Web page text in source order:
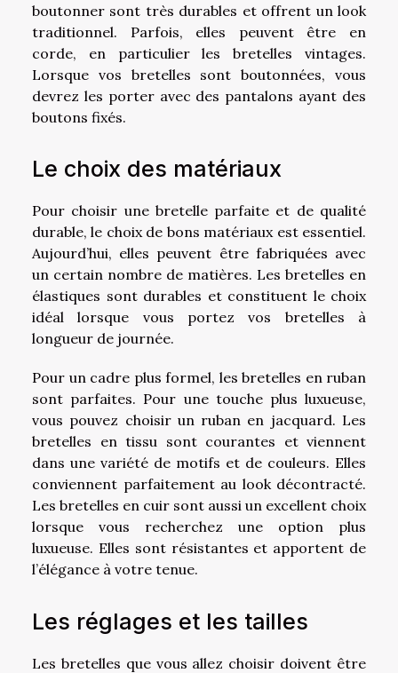
boutonner sont très durables et offrent un look
traditionnel. Parfois, elles peuvent être en
corde, en particulier les bretelles vintages.
Lorsque vos bretelles sont boutonnées, vous
devrez les porter avec des pantalons ayant des
boutons fixés.
Le choix des matériaux
Pour choisir une bretelle parfaite et de qualité
durable, le choix de bons matériaux est essentiel.
Aujourd’hui, elles peuvent être fabriquées avec
un certain nombre de matières. Les bretelles en
élastiques sont durables et constituent le choix
idéal lorsque vous portez vos bretelles à
longueur de journée.
Pour un cadre plus formel, les bretelles en ruban
sont parfaites. Pour une touche plus luxueuse,
vous pouvez choisir un ruban en jacquard. Les
bretelles en tissu sont courantes et viennent
dans une variété de motifs et de couleurs. Elles
conviennent parfaitement au look décontracté.
Les bretelles en cuir sont aussi un excellent choix
lorsque vous recherchez une option plus
luxueuse. Elles sont résistantes et apportent de
l’élégance à votre tenue.
Les réglages et les tailles
Les bretelles que vous allez choisir doivent être